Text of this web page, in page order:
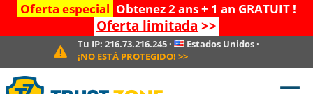
Oferta especial Obtenez 2 ans + 1 an GRATUIT !
Oferta limitada >>
Tu IP: 216.73.216.245· Estados Unidos ·
¡NO ESTÁ PROTEGIDO! >>